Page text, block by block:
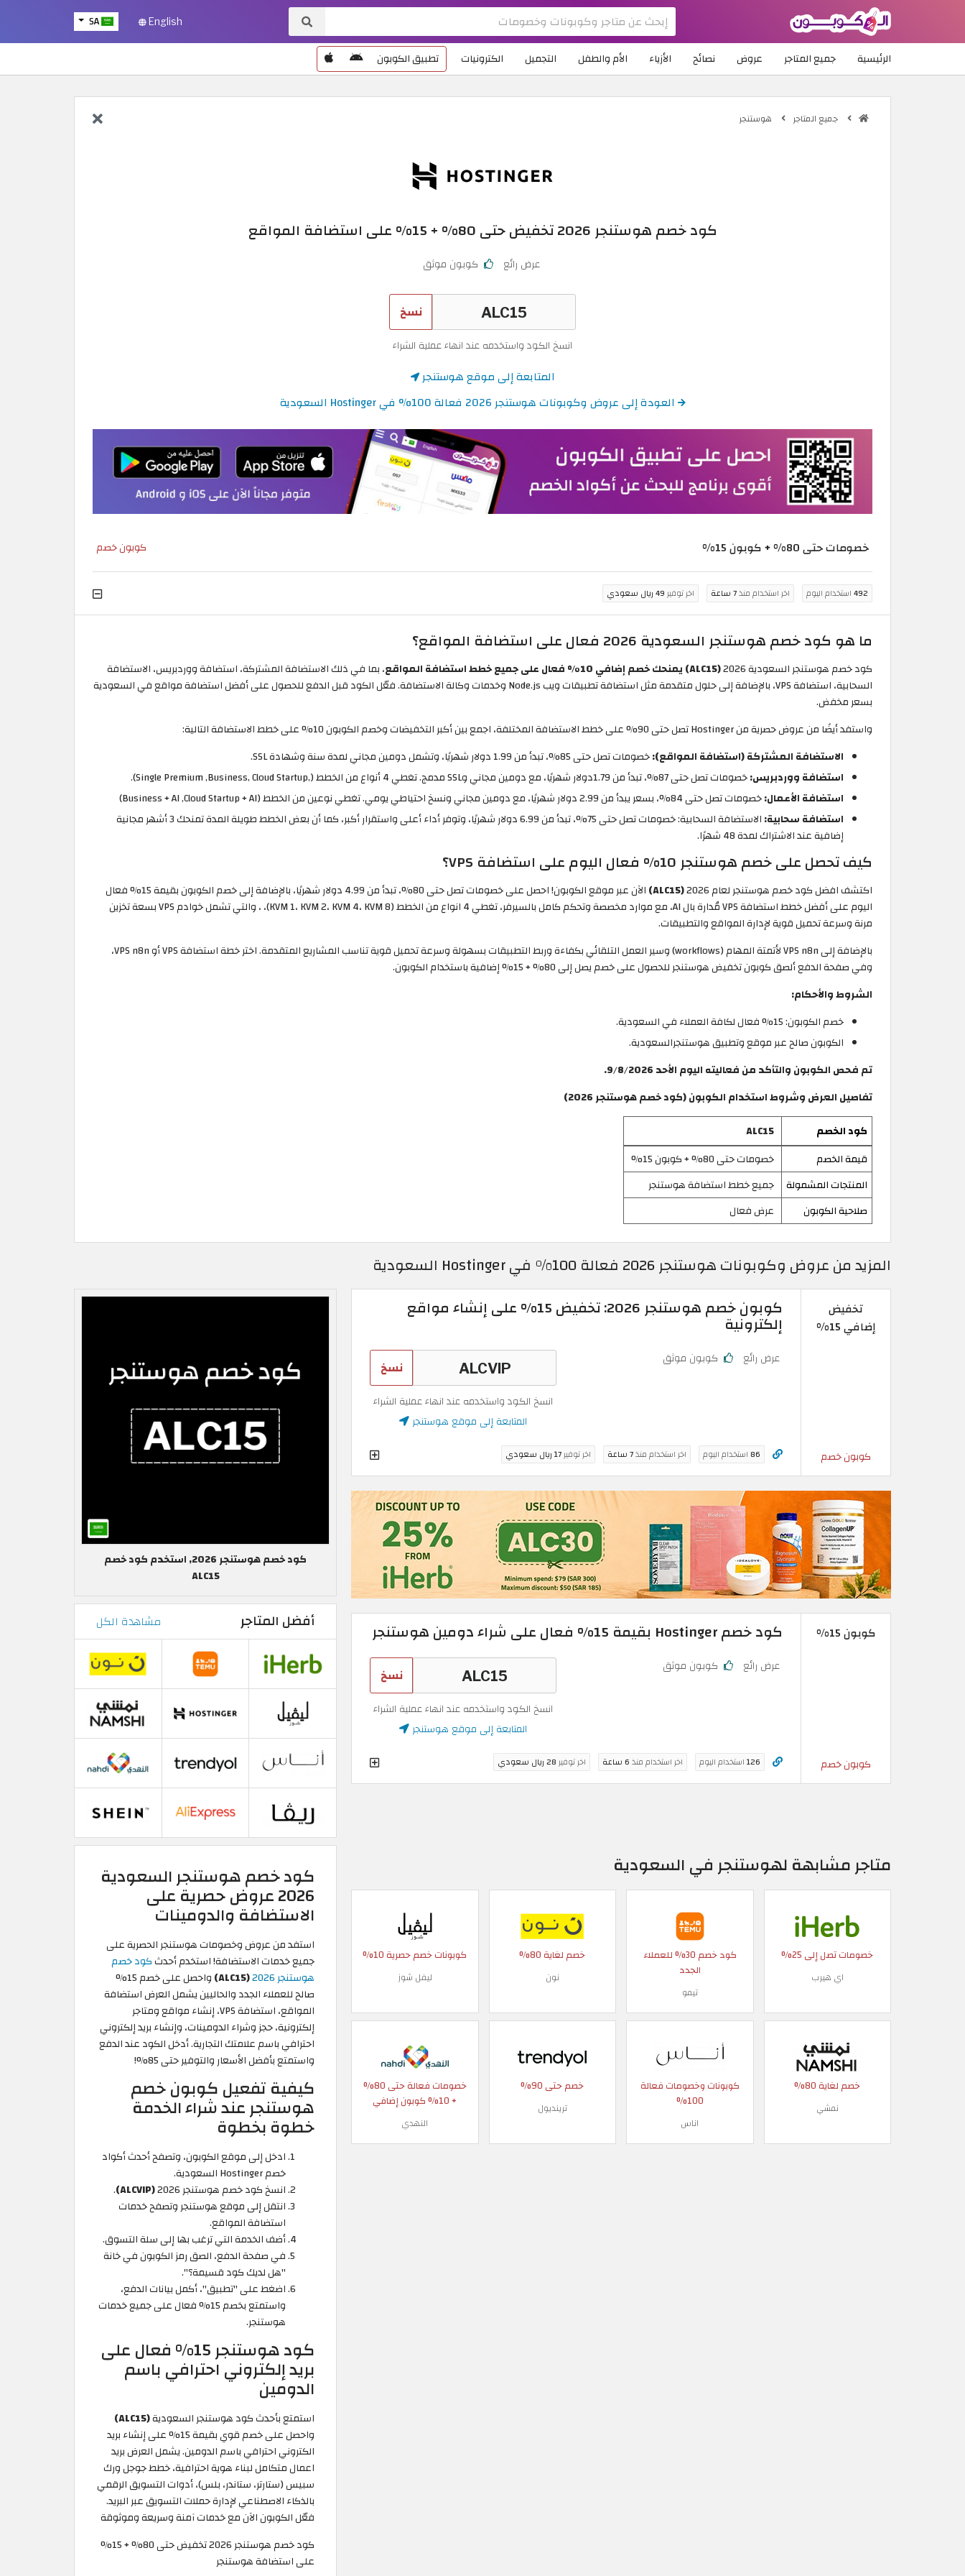
SA English
الرئيسية جميع المتاجر عروض نصائح الأزياء الأم والطفل التجميل الكترونيات تطبيق الكوبون
جميع المتاجر هوستنجر
كود خصم هوستنجر 2026 تخفيض حتى 80% + 15% على استضافة المواقع
عرض رائع كوبون موثق
نسخ
انسخ الكود واستخدمه عند انهاء عملية الشراء
المتابعة إلى موقع هوستنجر
العودة إلى عروض وكوبونات هوستنجر 2026 فعالة 100% في Hostinger السعودية
خصومات حتى 80% + كوبون 15% كوبون خصم
492استخدام اليوم اخر استخدام منذ7 ساعة اخر توفير49 ريال سعودي
ما هو كود خصم هوستنجر السعودية 2026 فعال على استضافة المواقع؟
كود خصم هوستنجر السعودية 2026 (ALC15) يمنحك خصم إضافي 10% فعال على جميع خطط استضافة المواقع
، بما في ذلك الاستضافة المشتركة، استضافة ووردبريس، الاستضافة
السحابية، استضافة VPS، بالإضافة إلى حلول متقدمة مثل استضافة تطبيقات ويب Node.js وخدمات وكالة الاستضافة. فعّل الكود قبل الدفع للحصول على أفضل استضافة مواقع في السعودية
بسعر مخفض.
واستفد أيضًا من عروض حصرية من Hostinger تصل حتى 90% على خطط الاستضافة المختلفة، اجمع بين أكبر التخفيضات وخصم الكوبون 10% على خطط الاستضافة التالية:
الاستضافة المشتركة (استضافة المواقع):خصومات تصل حتى 85%، تبدأ من 1.99 دولار شهريًا، وتشمل دومين مجاني لمدة سنة وشهادة SSL.
استضافة ووردبريس:خصومات تصل حتى 87%، تبدأ من 1.79دولار شهريًا، مع دومين مجاني وSSL مدمج. تغطي 4 أنواع من الخطط (,Single Premium ,Business, Cloud Startup).
استضافة الأعمال:خصومات تصل حتى 84%، بسعر يبدأ من 2.99 دولار شهريًا، مع دومين مجاني ونسخ احتياطي يومي. تغطي نوعين من الخطط (Business + AI ,Cloud Startup + AI)
استضافة سحابية:
الاستضافة السحابية: خصومات تصل حتى 75%، تبدأ من 6.99 دولار شهريًا، وتوفر أداء أعلى واستقرار أكبر، كما أن بعض الخطط طويلة المدة تمنحك 3 أشهر مجانية
إضافية عند الاشتراك لمدة 48 شهرًا.
كيف تحصل على خصم هوستنجر 10% فعال اليوم على استضافة VPS؟
اكتشف افضل كود خصم هوستنجر لعام 2026 (ALC15)
الآن عبر موقع الكوبون! احصل على خصومات تصل حتى 80%، تبدأ من 4.99 دولار شهريًا، بالإضافة إلى خصم الكوبون بقيمة 15% فعال
اليوم على أفضل خطط استضافة VPS مُدارة بال AI، مع موارد مخصصة وتحكم كامل بالسيرفر، تغطي 4 انواع من الخطط (KVM 1، KVM 2، KVM 4، KVM 8)، ، والتي تشمل خوادم VPS بسعة تخزين
مرنة وسرعة تحميل قوية لإدارة المواقع والتطبيقات.
بالإضافة إلى VPS n8n لأتمتة المهام (workflows) وسير العمل التلقائي بكفاءة وربط التطبيقات بسهولة وسرعة تحميل قوية تناسب المشاريع المتقدمة. اختر خطة استضافة VPS أو VPS n8n،
وفي صفحة الدفع ألصق كوبون تخفيض هوستنجر للحصول على خصم يصل إلى 80% + 15% إضافية باستخدام الكوبون.
الشروط والأحكام:
خصم الكوبون: 15% فعال لكافة العملاء في السعودية.
الكوبون صالح عبر موقع وتطبيق هوستنجرالسعودية.
تم فحص الكوبون والتأكد من فعاليته اليوم الأحد 9/8/2026.
تفاصيل العرض وشروط استخدام الكوبون (كود خصم هوستنجر 2026)
كود الخصم
ALC15
قيمة الخصم
خصومات حتى 80% + كوبون 15%
المنتجات المشمولة
جميع خطط استضافة هوستنجر
صلاحية الكوبون
عرض فعال
المزيد من عروض وكوبونات هوستنجر 2026 فعالة 100% في Hostinger السعودية
تخفيض
إضافي 15%
كوبون خصم
كوبون خصم هوستنجر 2026: تخفيض 15% على إنشاء مواقع
إلكترونية
عرض رائع كوبون موثق نسخ
انسخ الكود واستخدمه عند انهاء عملية الشراء
المتابعة إلى موقع هوستنجر
86استخدام اليوم اخر استخدام منذ7 ساعة اخر توفير17 ريال سعودي
كوبون 15%
كوبون خصم
كود خصم Hostinger بقيمة 15% فعال على شراء دومين هوستنجر
عرض رائع كوبون موثق نسخ
انسخ الكود واستخدمه عند انهاء عملية الشراء
المتابعة إلى موقع هوستنجر
126استخدام اليوم اخر استخدام منذ6 ساعة اخر توفير28 ريال سعودي
متاجر مشابهة لهوستنجر في السعودية
خصومات تصل إلى 25%
اي هيرب
كود خصم 30% للعملاء
الجدد
تيمو
خصم لغاية 80%
نون
كوبونات خصم حصرية 10%
ليفل شوز
خصم لغاية 80%
نمشي
كوبونات وخصومات فعالة
100%
اناس
خصم حتى 90%
ترينديول
خصومات فعالة حتى 80%
+ 10% كوبون إضافي
النهدي
كود خصم هوستنجر 2026, استخدم كود خصم
ALC15
أفضل المتاجر مشاهدة الكل
كود خصم هوستنجر السعودية
2026 عروض حصرية على
الاستضافة والدومينات
استفد من عروض وخصومات هوستنجر الحصرية على
جميع خدمات الاستضافة! استخدم أحدثكود خصم
هوستنجر 2026
(ALC15)
واحصل على خصم 15%
صالح للعملاء الجدد والحاليين يشمل العرض استضافة
المواقع، استضافة VPS، إنشاء مواقع ومتاجر
إلكترونية، حجز وشراء الدومينات، وإنشاء بريد إلكتروني
احترافي باسم علامتك التجارية. أدخل الكود عند الدفع
واستمتع بأفضل الأسعار والتوفير حتى 85%!
كيفية تفعيل كوبون خصم
هوستنجر عند شراء الخدمة
خطوة بخطوة
ادخل إلى موقع الكوبون، وتصفح أحدث أكواد
خصم Hostinger السعودية.
انسخ كود خصم هوستنجر 2026
(ALCVIP)
.
انتقل إلى موقع هوستنجر وتصفح خدمات
استضافة المواقع.
أضف الخدمة التي ترغب بها إلى سلة التسوق.
في صفحة الدفع، الصق رمز الكوبون في خانة
"هل لديك كود قسيمة؟".
اضغط على "تطبيق"، أكمل بيانات الدفع،
واستمتع بخصم 15% فعال على جميع خدمات
هوستنجر.
كود هوستنجر 15% فعال على
بريد إلكتروني احترافي باسم
الدومين
استمتع بأحدث كود هوستنجر السعودية(ALC15)
واحصل على خصم قوي بقيمة 15% على إنشاء بريد
الكتروني احترافي باسم الدومين. يشمل العرض بريد
اعمال متكامل لبناء هوية احترافية، خطط جوجل ورك
سبيس (ستارتر، ستاندر، بلس)، أدوات التسويق الرقمي
بالذكاء الاصطناعي لإدارة حملات التسويق عبر البريد.
فعّل الكوبون الآن مع خدمات آمنة وسريعة وموثوقة
كود خصم هوستنجر 2026 تخفيض حتى 80% + 15%
على استضافة هوستنجر